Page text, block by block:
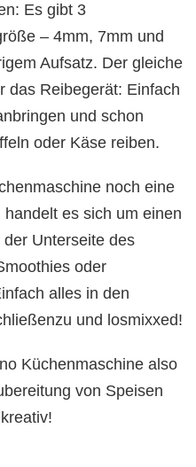
Es gibt 3
– 4mm, 7mm und
Aufsatz. Der gleiche
das Reibegerät: Einfach
und schon
oder Käse reiben.
noch eine
handelt es sich um einen
Unterseite des
oder
alles in den
und losmixxed!
Küchenmaschine also
von Speisen